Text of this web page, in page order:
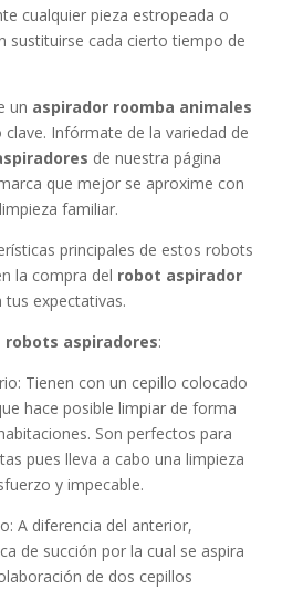
cualquier pieza estropeada o
sustituirse cada cierto tiempo de
un aspirador roomba animales
Infórmate de la variedad de
de nuestra página
que mejor se aproxime con
familiar.
principales de estos robots
la compra del robot aspirador
expectativas.
robots aspiradores:
Tienen con un cepillo colocado
hace posible limpiar de forma
Son perfectos para
pues lleva a cabo una limpieza
y impecable.
A diferencia del anterior,
de succión por la cual se aspira
de dos cepillos